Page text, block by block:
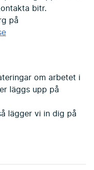
bitr.
på
om arbetet i
läggs upp på
lägger vi in dig på